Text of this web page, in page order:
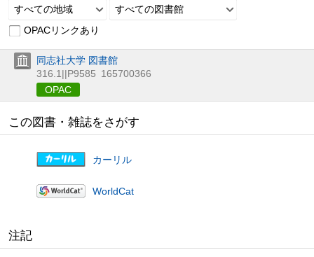
すべての地域
すべての図書館
OPACリンクあり
同志社大学 図書館
316.1||P9585 165700366
OPAC
この図書・雑誌をさがす
カーリル
WorldCat
注記